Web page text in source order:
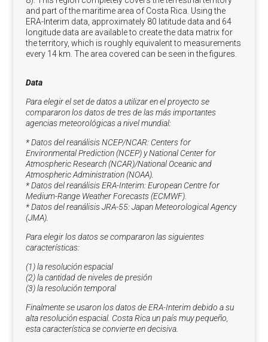
and part of the maritime area of Costa Rica. Using the
ERA-Interim data, approximately 80 latitude data and 64
longitude data are available to create the data matrix for
the territory, which is roughly equivalent to measurements
every 14 km. The area covered can be seen in the figures.
Data
Para elegir el set de datos a utilizar en el proyecto se
compararon los datos de tres de las más importantes
agencias meteorológicas a nivel mundial:
* Datos del reanálisis NCEP/NCAR: Centers for
Environmental Prediction (NCEP) y National Center for
Atmospheric Research (NCAR)/National Oceanic and
Atmospheric Administration (NOAA).
* Datos del reanálisis ERA-Interim: European Centre for
Medium-Range Weather Forecasts (ECMWF).
* Datos del reanálisis JRA-55: Japan Meteorological Agency
(JMA).
Para elegir los datos se compararon las siguientes
características:
(1) la resolución espacial
(2) la cantidad de niveles de presión
(3) la resolución temporal
Finalmente se usaron los datos de ERA-Interim debido a su
alta resolución espacial. Costa Rica un país muy pequeño,
esta característica se convierte en decisiva.